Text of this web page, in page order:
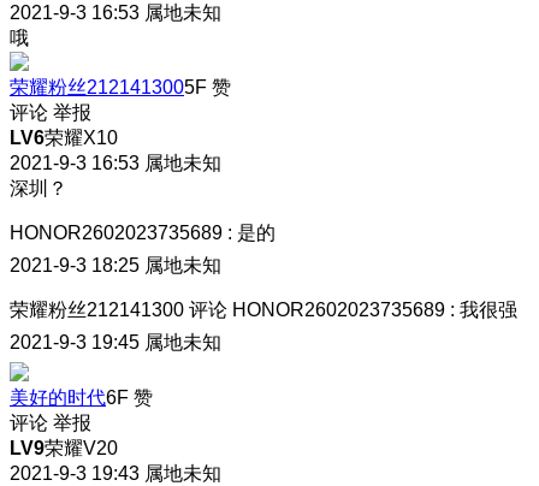
2021-9-3 16:53 属地未知
哦
荣耀粉丝2121413005F 赞
评论 举报
LV6荣耀X10
2021-9-3 16:53 属地未知
深圳？
HONOR2602023735689 : 是的
2021-9-3 18:25 属地未知
荣耀粉丝212141300 评论 HONOR2602023735689 : 我很强
2021-9-3 19:45 属地未知
美好的时代6F 赞
评论 举报
LV9荣耀V20
2021-9-3 19:43 属地未知